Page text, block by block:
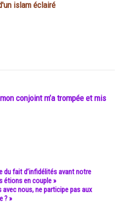
islam éclairé
conjoint m’a trompée et mis
du fait d’infidélités avant notre
étions en couple »
avec nous, ne participe pas aux
? »